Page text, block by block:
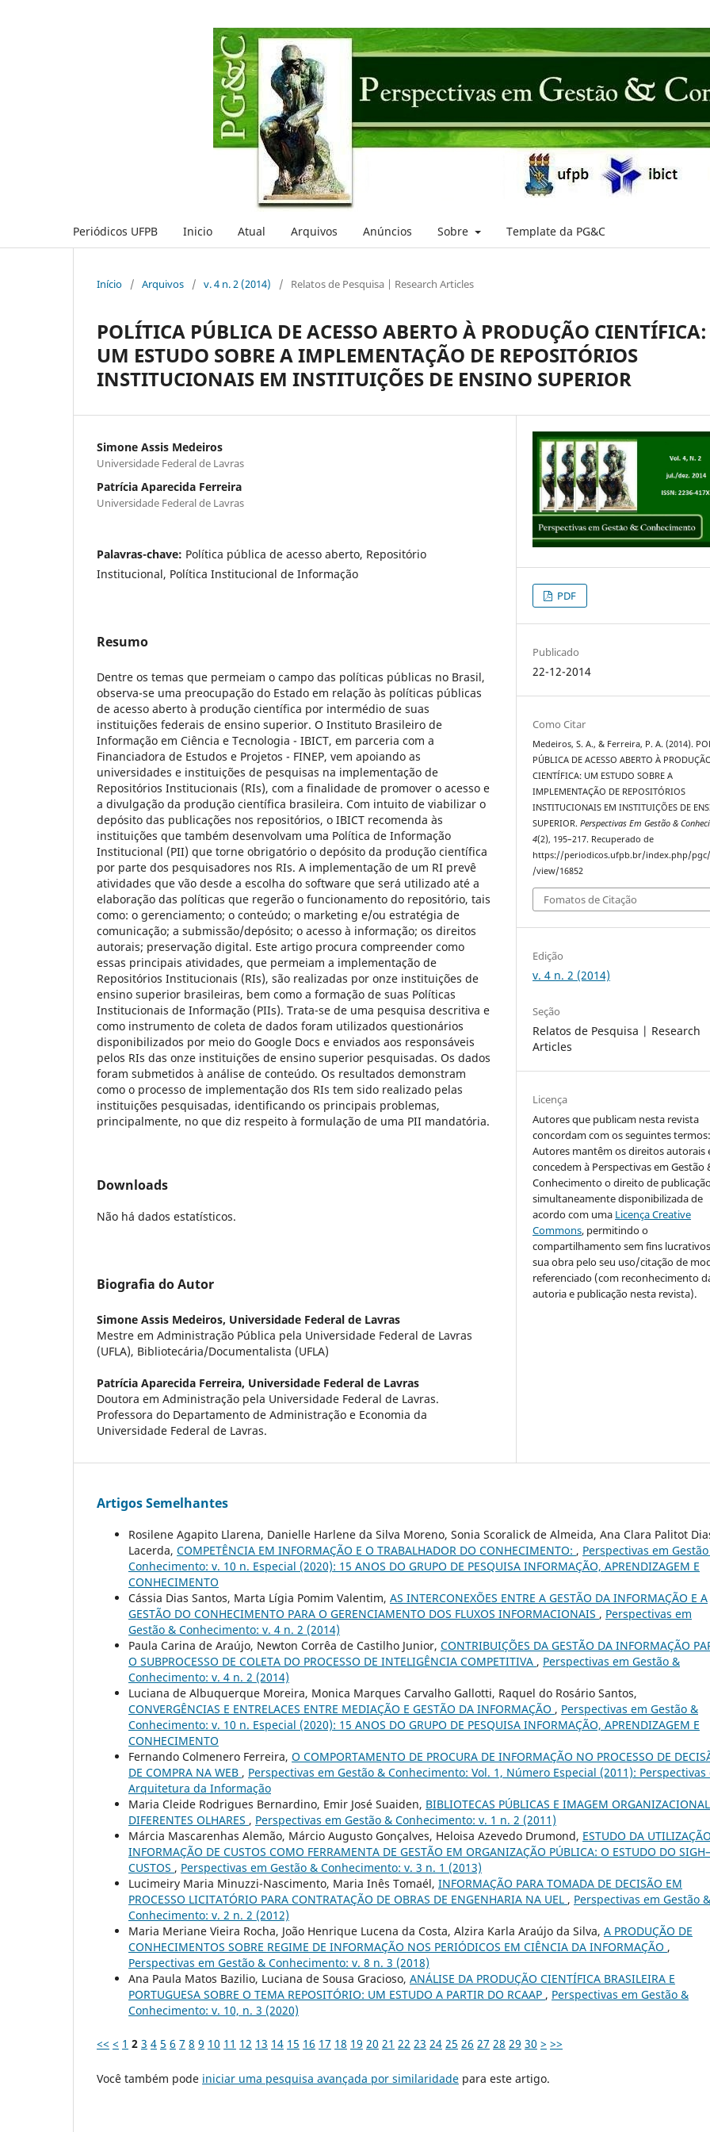
Periódicos UFPB Inicio Atual Arquivos Anúncios Sobre Template da PG&C
Início / Arquivos / v. 4 n. 2 (2014) / Relatos de Pesquisa | Research Articles
POLÍTICA PÚBLICA DE ACESSO ABERTO À PRODUÇÃO CIENTÍFICA:
UM ESTUDO SOBRE A IMPLEMENTAÇÃO DE REPOSITÓRIOS
INSTITUCIONAIS EM INSTITUIÇÕES DE ENSINO SUPERIOR
Simone Assis Medeiros
Universidade Federal de Lavras
Patrícia Aparecida Ferreira
Universidade Federal de Lavras
Palavras-chave: Política pública de acesso aberto, Repositório
Institucional, Política Institucional de Informação
Resumo
Dentre os temas que permeiam o campo das políticas públicas no Brasil,
observa-se uma preocupação do Estado em relação às políticas públicas
de acesso aberto à produção científica por intermédio de suas
instituições federais de ensino superior. O Instituto Brasileiro de
Informação em Ciência e Tecnologia - IBICT, em parceria com a
Financiadora de Estudos e Projetos - FINEP, vem apoiando as
universidades e instituições de pesquisas na implementação de
Repositórios Institucionais (RIs), com a finalidade de promover o acesso e
a divulgação da produção científica brasileira. Com intuito de viabilizar o
depósito das publicações nos repositórios, o IBICT recomenda às
instituições que também desenvolvam uma Política de Informação
Institucional (PII) que torne obrigatório o depósito da produção científica
por parte dos pesquisadores nos RIs. A implementação de um RI prevê
atividades que vão desde a escolha do software que será utilizado até a
elaboração das políticas que regerão o funcionamento do repositório, tais
como: o gerenciamento; o conteúdo; o marketing e/ou estratégia de
comunicação; a submissão/depósito; o acesso à informação; os direitos
autorais; preservação digital. Este artigo procura compreender como
essas principais atividades, que permeiam a implementação de
Repositórios Institucionais (RIs), são realizadas por onze instituições de
ensino superior brasileiras, bem como a formação de suas Políticas
Institucionais de Informação (PIIs). Trata-se de uma pesquisa descritiva e
como instrumento de coleta de dados foram utilizados questionários
disponibilizados por meio do Google Docs e enviados aos responsáveis
pelos RIs das onze instituições de ensino superior pesquisadas. Os dados
foram submetidos à análise de conteúdo. Os resultados demonstram
como o processo de implementação dos RIs tem sido realizado pelas
instituições pesquisadas, identificando os principais problemas,
principalmente, no que diz respeito à formulação de uma PII mandatória.
Downloads
Não há dados estatísticos.
Biografia do Autor
Simone Assis Medeiros, Universidade Federal de Lavras
Mestre em Administração Pública pela Universidade Federal de Lavras
(UFLA), Bibliotecária/Documentalista (UFLA)
Patrícia Aparecida Ferreira, Universidade Federal de Lavras
Doutora em Administração pela Universidade Federal de Lavras.
Professora do Departamento de Administração e Economia da
Universidade Federal de Lavras.
PDF
Publicado
22-12-2014
Como Citar
Medeiros, S. A., & Ferreira, P. A. (2014).
PÚBLICA DE ACESSO ABERTO À
CIENTÍFICA: UM ESTUDO SOBRE A
IMPLEMENTAÇÃO DE REPOSITÓRIOS
INSTITUCIONAIS EM INSTITUIÇÕES DE
SUPERIOR.Perspectivas Em Gestão &
4(2), 195–217. Recuperado de
https://periodicos.ufpb.br/index.php/
/view/16852
Fomatos de Citação
Edição
v. 4 n. 2 (2014)
Seção
Relatos de Pesquisa | Research
Articles
Licença
Autores que publicam nesta revista
concordam com os seguintes
Autores mantêm os direitos autorais
concedem à Perspectivas em Gestão
Conhecimento o direito de
simultaneamente disponibilizada de
acordo com uma Licença Creative
Commons, permitindo o
compartilhamento sem fins
sua obra pelo seu uso/citação de
referenciado (com reconhecimento
autoria e publicação nesta revista).
Artigos Semelhantes
Rosilene Agapito Llarena, Danielle Harlene da Silva Moreno, Sonia Scoralick de Almeida, Ana Clara Palitot
Lacerda, COMPETÊNCIA EM INFORMAÇÃO E O TRABALHADOR DO CONHECIMENTO: , Perspectivas em
Conhecimento: v. 10 n. Especial (2020): 15 ANOS DO GRUPO DE PESQUISA INFORMAÇÃO, APRENDIZAGEM E
CONHECIMENTO
Cássia Dias Santos, Marta Lígia Pomim Valentim, AS INTERCONEXÕES ENTRE A GESTÃO DA INFORMAÇÃO E A
GESTÃO DO CONHECIMENTO PARA O GERENCIAMENTO DOS FLUXOS INFORMACIONAIS , Perspectivas em
Gestão & Conhecimento: v. 4 n. 2 (2014)
Paula Carina de Araújo, Newton Corrêa de Castilho Junior, CONTRIBUIÇÕES DA GESTÃO DA INFORMAÇÃO
O SUBPROCESSO DE COLETA DO PROCESSO DE INTELIGÊNCIA COMPETITIVA , Perspectivas em Gestão &
Conhecimento: v. 4 n. 2 (2014)
Luciana de Albuquerque Moreira, Monica Marques Carvalho Gallotti, Raquel do Rosário Santos,
CONVERGÊNCIAS E ENTRELACES ENTRE MEDIAÇÃO E GESTÃO DA INFORMAÇÃO , Perspectivas em Gestão &
Conhecimento: v. 10 n. Especial (2020): 15 ANOS DO GRUPO DE PESQUISA INFORMAÇÃO, APRENDIZAGEM E
CONHECIMENTO
Fernando Colmenero Ferreira, O COMPORTAMENTO DE PROCURA DE INFORMAÇÃO NO PROCESSO DE
DE COMPRA NA WEB , Perspectivas em Gestão & Conhecimento: Vol. 1, Número Especial (2011): Perspectivas
Arquitetura da Informação
Maria Cleide Rodrigues Bernardino, Emir José Suaiden, BIBLIOTECAS PÚBLICAS E IMAGEM
DIFERENTES OLHARES , Perspectivas em Gestão & Conhecimento: v. 1 n. 2 (2011)
Márcia Mascarenhas Alemão, Márcio Augusto Gonçalves, Heloisa Azevedo Drumond, ESTUDO DA
INFORMAÇÃO DE CUSTOS COMO FERRAMENTA DE GESTÃO EM ORGANIZAÇÃO PÚBLICA: O ESTUDO DO SIGH–
CUSTOS , Perspectivas em Gestão & Conhecimento: v. 3 n. 1 (2013)
Lucimeiry Maria Minuzzi-Nascimento, Maria Inês Tomaél, INFORMAÇÃO PARA TOMADA DE DECISÃO EM
PROCESSO LICITATÓRIO PARA CONTRATAÇÃO DE OBRAS DE ENGENHARIA NA UEL , Perspectivas em Gestão &
Conhecimento: v. 2 n. 2 (2012)
Maria Meriane Vieira Rocha, João Henrique Lucena da Costa, Alzira Karla Araújo da Silva, A PRODUÇÃO DE
CONHECIMENTOS SOBRE REGIME DE INFORMAÇÃO NOS PERIÓDICOS EM CIÊNCIA DA INFORMAÇÃO ,
Perspectivas em Gestão & Conhecimento: v. 8 n. 3 (2018)
Ana Paula Matos Bazilio, Luciana de Sousa Gracioso, ANÁLISE DA PRODUÇÃO CIENTÍFICA BRASILEIRA E
PORTUGUESA SOBRE O TEMA REPOSITÓRIO: UM ESTUDO A PARTIR DO RCAAP , Perspectivas em Gestão &
Conhecimento: v. 10, n. 3 (2020)
<< < 1 2 3 4 5 6 7 8 9 10 11 12 13 14 15 16 17 18 19 20 21 22 23 24 25 26 27 28 29 30 > >>
Você também pode iniciar uma pesquisa avançada por similaridade para este artigo.